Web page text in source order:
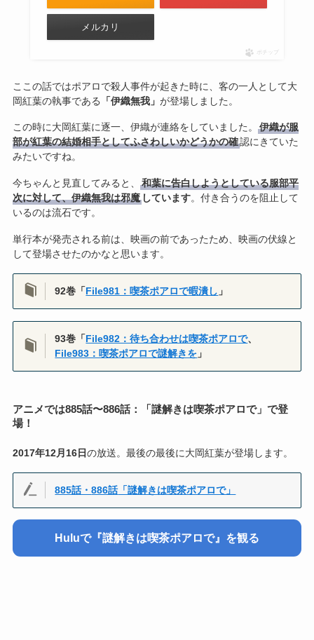
メルカリ
ポチップ
ここの話ではポアロで殺人事件が起きた時に、客の一人として大
岡紅葉の執事である
「伊織無我」 が登場しました。
この時に大岡紅葉に逐一、伊織が連絡をしていました。
伊織が服
部が紅葉の結婚相手としてふさわしいかどうかの確認にきていた
みたいですね。
今ちゃんと見直してみると、
和葉に告白しようとしている服部平
次に対して、伊織無我は邪魔しています。付き合うのを阻止して
いるのは流石です。
単行本が発売される前は、映画の前であったため、映画の伏線と
して登場させたのかなと思います。
92巻「File981：喫茶ポアロで暇潰し 」
93巻「File982：待ち合わせは喫茶ポアロで、
File983：喫茶ポアロで謎解きを 」
アニメでは885話〜886話：「謎解きは喫茶ポアロで」で登
場！
2017年12月16日の放送。最後の最後に大岡紅葉が登場します。
885話・886話「謎解きは喫茶ポアロで」
Huluで『謎解きは喫茶ポアロで』を観る